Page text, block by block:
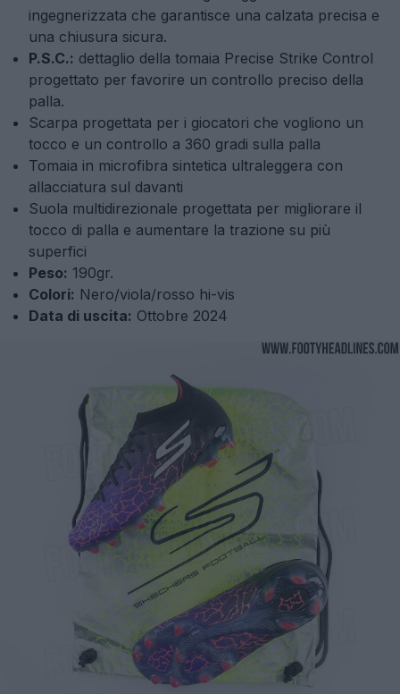
ingegnerizzata che garantisce una calzata precisa e
una chiusura sicura.
P.S.C.: dettaglio della tomaia Precise Strike Control
progettato per favorire un controllo preciso della
palla.
Scarpa progettata per i giocatori che vogliono un
tocco e un controllo a 360 gradi sulla palla
Tomaia in microfibra sintetica ultraleggera con
allacciatura sul davanti
Suola multidirezionale progettata per migliorare il
tocco di palla e aumentare la trazione su più
superfici
Peso: 190gr.
Colori: Nero/viola/rosso hi-vis
Data di uscita: Ottobre 2024